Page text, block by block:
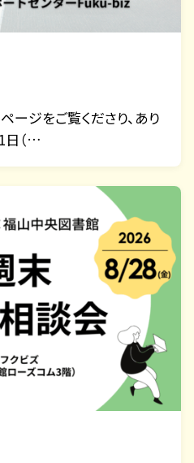
ージをご覧くださり、あり
日（…